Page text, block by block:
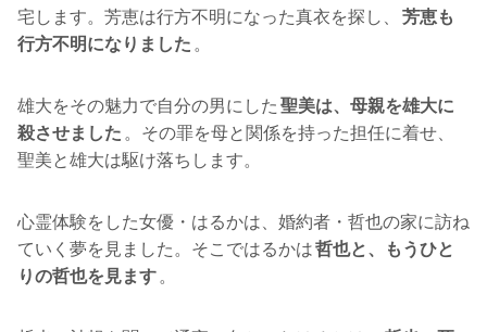
宅します。芳恵は行方不明になった真衣を探し、
芳恵も
行方不明になりました 。
雄大をその魅力で自分の男にした 聖美は、母親を雄大に
殺させました 。その罪を母と関係を持った担任に着せ、
聖美と雄大は駆け落ちします。
心霊体験をした女優・はるかは、婚約者・哲也の家に訪ね
ていく夢を見ました。そこではるかは哲也と、もうひと
りの哲也を見ます 。